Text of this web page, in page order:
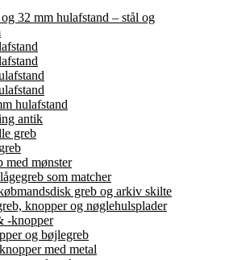
32 mm hulafstand – stål og
hulafstand
antik
greb
med mønster
som matcher
greb og arkiv skilte
knopper og nøglehulsplader
-knopper
og bøjlegreb
med metal